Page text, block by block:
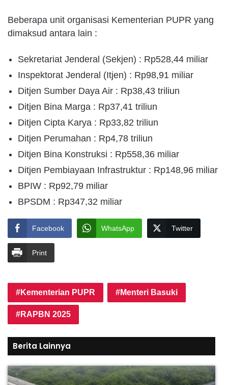
Beberapa unit organisasi Kementerian PUPR yang
dimaksud antara lain :
Sekretariat Jenderal (Sekjen) : Rp528,44 miliar
Inspektorat Jenderal (Itjen) : Rp98,91 miliar
Ditjen Sumber Daya Air : Rp38,43 triliun
Ditjen Bina Marga : Rp37,41 triliun
Ditjen Cipta Karya : Rp33,82 triliun
Ditjen Perumahan : Rp4,78 triliun
Ditjen Bina Konstruksi : Rp558,36 miliar
Ditjen Pembiayaan Infrastruktur : Rp148,96 miliar
BPIW : Rp92,79 miliar
BPSDM : Rp347,32 miliar
Facebook WhatsApp Twitter
Print
Kementerian PUPR Menteri Basuki
RAPBN 2025
Berita Lainnya